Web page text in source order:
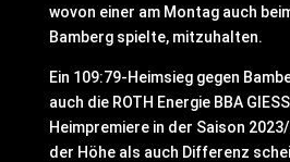
wovon einer am Montag auch
Bamberg spielte, mitzuhalten.
Ein 109:79-Heimsieg gegen
auch die ROTH Energie BBA
Heimpremiere in der Saison
der Höhe als auch Differenz